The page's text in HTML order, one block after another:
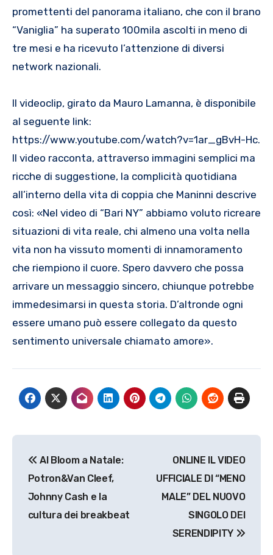
promettenti del panorama italiano, che con il brano
“Vaniglia” ha superato 100mila ascolti in meno di
tre mesi e ha ricevuto l’attenzione di diversi
network nazionali.
Il videoclip, girato da Mauro Lamanna, è disponibile
al seguente link:
https://www.youtube.com/watch?v=1ar_gBvH-Hc.
Il video racconta, attraverso immagini semplici ma
ricche di suggestione, la complicità quotidiana
all’interno della vita di coppia che Maninni descrive
così: «Nel video di “Bari NY” abbiamo voluto ricreare
situazioni di vita reale, chi almeno una volta nella
vita non ha vissuto momenti di innamoramento
che riempiono il cuore. Spero davvero che possa
arrivare un messaggio sincero, chiunque potrebbe
immedesimarsi in questa storia. D’altronde ogni
essere umano può essere collegato da questo
sentimento universale chiamato amore».
articoli
Al Bloom a Natale:
Potron&Van Cleef,
Johnny Cash e la
cultura dei breakbeat
ONLINE IL VIDEO
UFFICIALE DI “MENO
MALE” DEL NUOVO
SINGOLO DEI
SERENDIPITY